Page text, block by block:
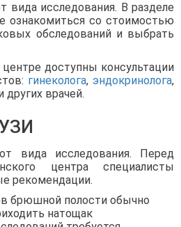
вида исследования. В разделе
со стоимостью
обследований и выбрать
доступны консультации
гинеколога, эндокринолога,
других врачей.
вида исследования. Перед
центра специалисты
рекомендации.
брюшной полости обычно
натощак